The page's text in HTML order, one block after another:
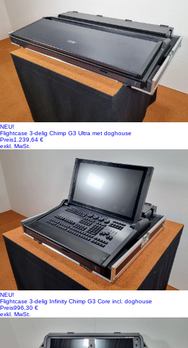
NEU!
Flightcase 3-delig Chimp G3 Ultra met doghouse
Preis1.239,64 €
exkl. MwSt.
NEU!
Flightcase 3-delig Infinity Chimp G3 Core incl. doghouse
Preis996,30 €
exkl. MwSt.